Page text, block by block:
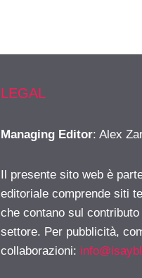
LEGAL
Managing Editor: Alex
Il presente sito web è
editoriale comprende siti
che contano sul
settore. Per pubblicità,
collaborazioni: